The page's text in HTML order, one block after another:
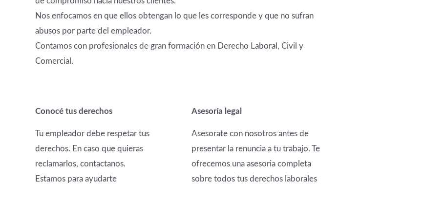
Nos enfocamos en que ellos obtengan lo que les corresponde y que no sufran
abusos por parte del empleador.
Contamos con profesionales de gran formación en Derecho Laboral, Civil y
Comercial.
Conocé tus derechos
Tu empleador debe respetar tus
derechos. En caso que quieras
reclamarlos, contactanos.
Estamos para ayudarte
Asesoría legal
Asesorate con nosotros antes de
presentar la renuncia a tu trabajo. Te
ofrecemos una asesoria completa
sobre todos tus derechos laborales